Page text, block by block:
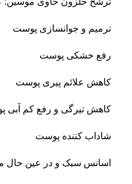
ترمیم و جوانسازی پوست
رفع خشکی پوست
کاهش علائم پیری پوست
کاهش تیرگی و رفع کم آبی
شاداب کننده پوست
اسانس سبک و در عین حال